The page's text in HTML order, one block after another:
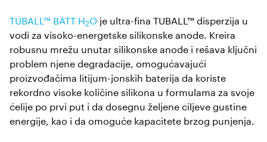
TUBALL™ BATT H2O je ultra-fina TUBALL™ disperzija u
vodi za visoko-energetske silikonske anode. Kreira
robusnu mrežu unutar silikonske anode i rešava ključni
problem njene degradacije, omogućavajući
proizvođačima litijum-jonskih baterija da koriste
rekordno visoke količine silikona u formulama za svoje
ćelije po prvi put i da dosegnu željene ciljeve gustine
energije, kao i da omoguće kapacitete brzog punjenja.